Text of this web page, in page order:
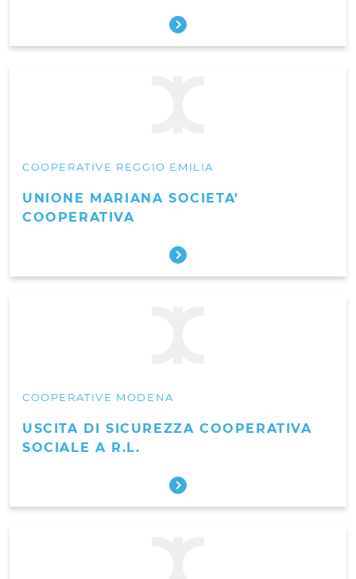
COOPERATIVE REGGIO EMILIA
UNIONE MARIANA SOCIETA'
COOPERATIVA
COOPERATIVE MODENA
USCITA DI SICUREZZA COOPERATIVA
SOCIALE A R.L.